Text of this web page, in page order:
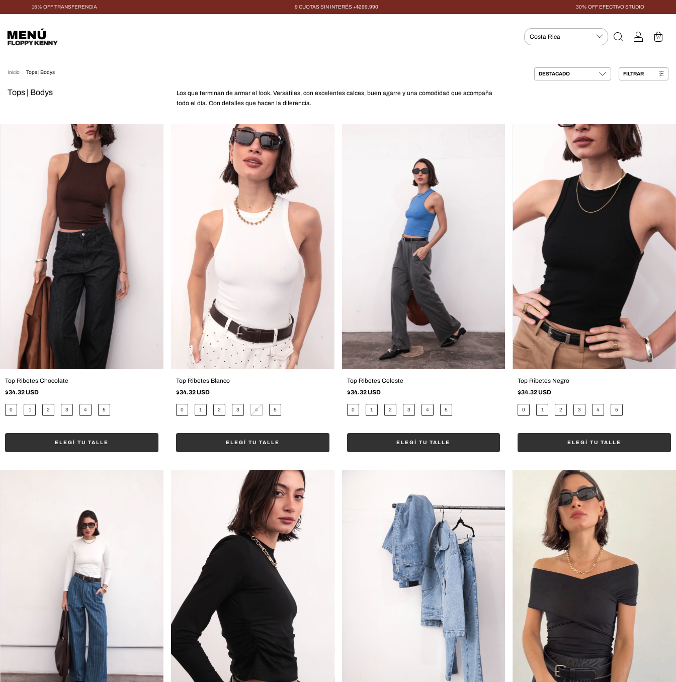
15% OFF TRANSFERENCIA 9 CUOTAS SIN INTERÉS +$299.990 30% OFF EFECTIVO STUDIO
MENÚ 0
Inicio Tops | Bodys FILTRAR
Tops | Bodys
Los que terminan de armar el look. Versátiles, con excelentes calces, buen agarre y una comodidad que acompaña
todo el día. Con detalles que hacen la diferencia.
Top Ribetes Chocolate
$34.32 USD
0 1 2 3 4 5
ELEGÍ TU TALLE
Top Ribetes Blanco
$34.32 USD
0 1 2 3 4 5
ELEGÍ TU TALLE
Top Ribetes Celeste
$34.32 USD
0 1 2 3 4 5
ELEGÍ TU TALLE
Top Ribetes Negro
$34.32 USD
0 1 2 3 4 5
ELEGÍ TU TALLE